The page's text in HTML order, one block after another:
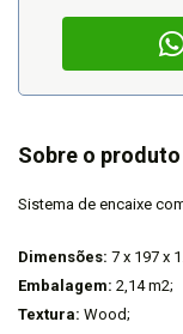
Sobre o produto
Sistema de encaixe
Dimensões: 7 x 197 x
Embalagem: 2,14 m2;
Textura: Wood;